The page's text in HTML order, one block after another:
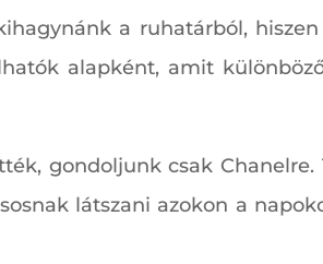
a ruhatárból,
alapként, amit
gondoljunk csak Chanelre.
látszani azokon a